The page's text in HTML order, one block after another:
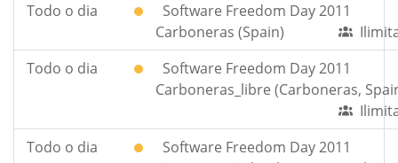
Todo o dia
Software Freedom Day 2011
Carboneras (Spain)
Todo o dia
Software Freedom Day 2011
Carboneras_libre (Carboneras,
Todo o dia
Software Freedom Day 2011